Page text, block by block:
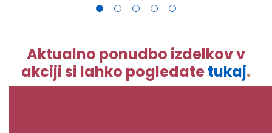
Aktualno ponudbo izdelkov v
akciji si lahko pogledatetukaj.